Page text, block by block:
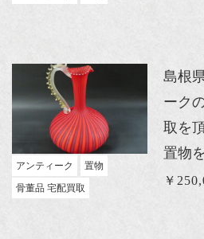
アンティーク
置物
骨董品 宅配買取
島根
ーク
取を
置物
￥